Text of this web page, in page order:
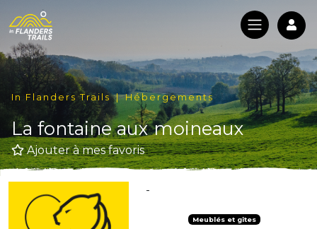
In Flanders Trails Hébergements
La fontaine aux moineaux
Ajouter à mes favoris
-
Meublés et gîtes